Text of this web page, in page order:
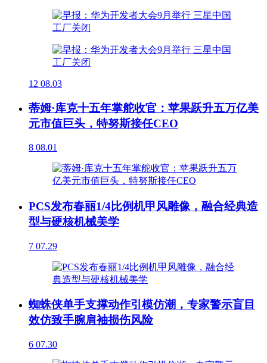
12 08.03
蒂姆·库克十五年掌舵收官：苹果跃升五万亿美
元市值巨头，特努斯接任CEO
8 08.01
PCS发布春丽1/4比例机甲风雕像，融合经典造
型与硬核机械美学
7 07.29
蜘蛛侠单手支撑动作引模仿潮，专家警示盲目
效仿致手腕肩袖损伤风险
6 07.30